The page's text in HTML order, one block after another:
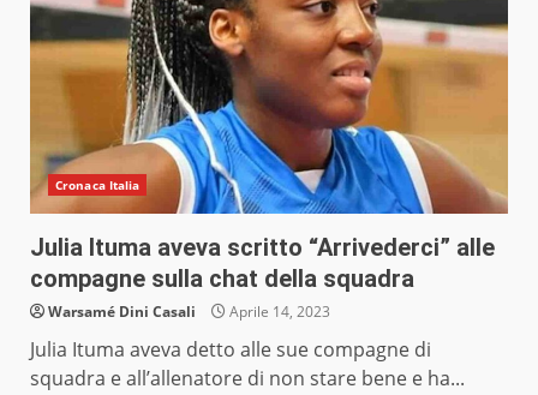
Cronaca Italia
Julia Ituma aveva scritto “Arrivederci” alle
compagne sulla chat della squadra
Warsamé Dini Casali Aprile 14, 2023
Julia Ituma aveva detto alle sue compagne di
squadra e all’allenatore di non stare bene e ha...